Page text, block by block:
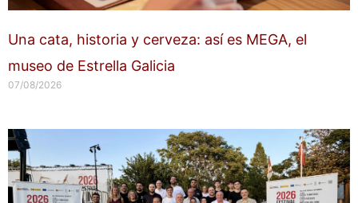
Una cata, historia y cerveza: así es MEGA, el
museo de Estrella Galicia
07/08/2026